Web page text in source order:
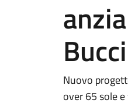
Nuovo
over 65 sole